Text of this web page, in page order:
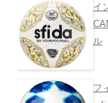
イ
ル
フ